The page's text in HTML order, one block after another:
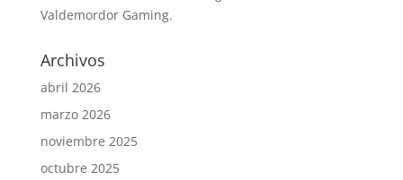
Valdemordor Gaming.
Archivos
abril 2026
marzo 2026
noviembre 2025
octubre 2025